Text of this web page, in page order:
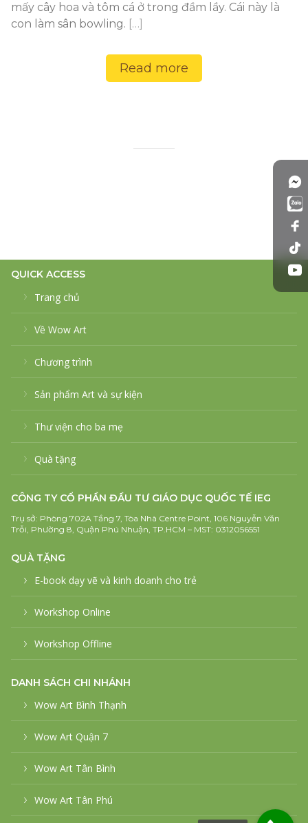
mấy cây hoa và tôm cá ở trong đầm lầy. Cái này là
con làm sân bowling. […]
Read more
QUICK ACCESS
Trang chủ
Về Wow Art
Chương trình
Sản phẩm Art và sự kiện
Thư viện cho ba mẹ
Quà tặng
CÔNG TY CỔ PHẦN ĐẦU TƯ GIÁO DỤC QUỐC TẾ IEG
Trụ sở: Phòng 702A Tầng 7, Tòa Nhà Centre Point, 106 Nguyễn Văn
Trỗi, Phường 8, Quận Phú Nhuận, TP.HCM – MST: 0312056551
QUÀ TẶNG
E-book dạy vẽ và kinh doanh cho trẻ
Workshop Online
Workshop Offline
DANH SÁCH CHI NHÁNH
Wow Art Bình Thạnh
Wow Art Quận 7
Wow Art Tân Bình
Wow Art Tân Phú